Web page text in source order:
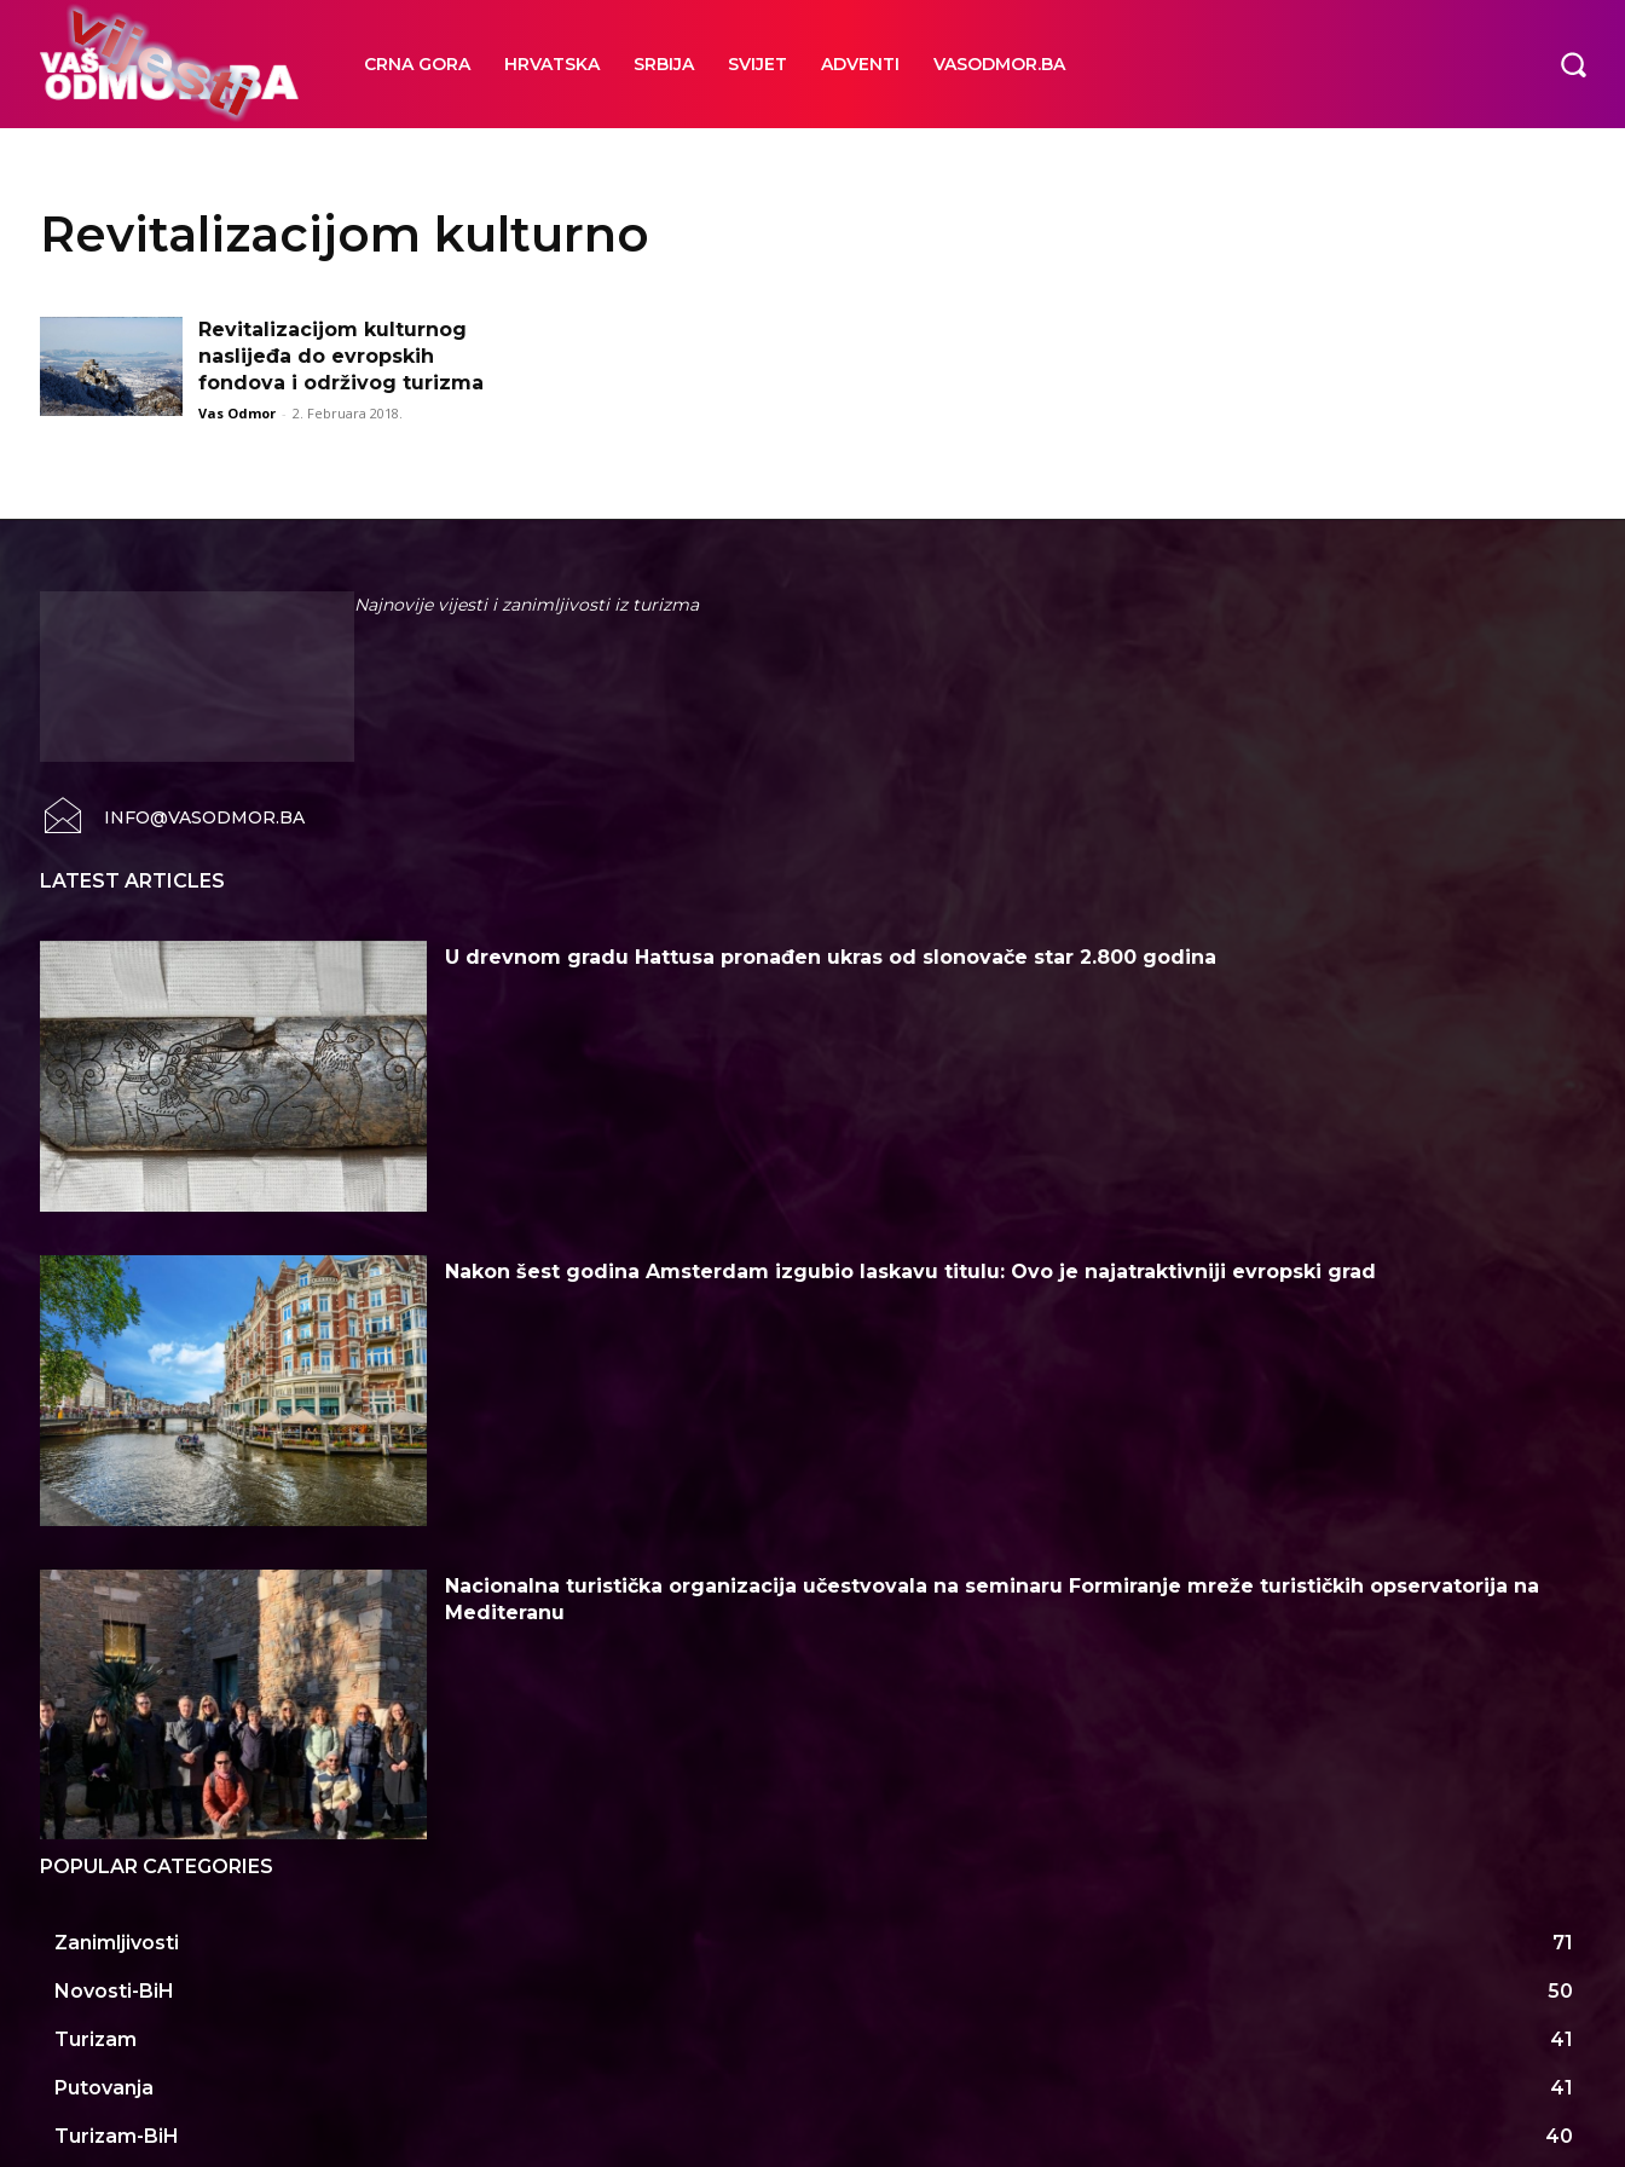
CRNA GORA HRVATSKA SRBIJA SVIJET ADVENTI VASODMOR.BA
Revitalizacijom kulturno
Revitalizacijom kulturnog
naslijeđa do evropskih
fondova i održivog turizma
Vas Odmor - 2. Februara 2018.
Najnovije vijesti i zanimljivosti iz turizma
INFO@VASODMOR.BA
LATEST ARTICLES
U drevnom gradu Hattusa pronađen ukras od slonovače star 2.800 godina
Nakon šest godina Amsterdam izgubio laskavu titulu: Ovo je najatraktivniji evropski grad
Nacionalna turistička organizacija učestvovala na seminaru Formiranje mreže turističkih opservatorija na
Mediteranu
POPULAR CATEGORIES
Zanimljivosti 71
Novosti-BiH 50
Turizam 41
Putovanja 41
Turizam-BiH 40